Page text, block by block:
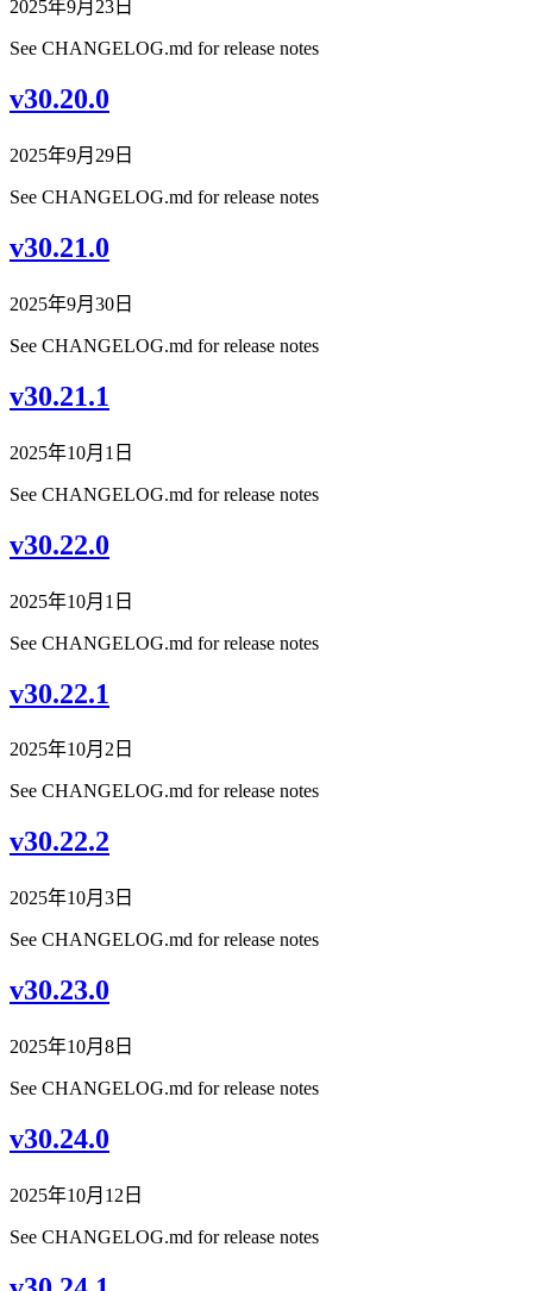
2025年9月23日
See CHANGELOG.md for release notes
v30.20.0
2025年9月29日
See CHANGELOG.md for release notes
v30.21.0
2025年9月30日
See CHANGELOG.md for release notes
v30.21.1
2025年10月1日
See CHANGELOG.md for release notes
v30.22.0
2025年10月1日
See CHANGELOG.md for release notes
v30.22.1
2025年10月2日
See CHANGELOG.md for release notes
v30.22.2
2025年10月3日
See CHANGELOG.md for release notes
v30.23.0
2025年10月8日
See CHANGELOG.md for release notes
v30.24.0
2025年10月12日
See CHANGELOG.md for release notes